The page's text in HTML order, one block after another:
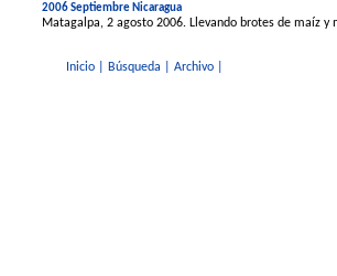
2006 Septiembre Nicaragua
Matagalpa, 2 agosto 2006. Llevando brotes de maíz
Inicio Búsqueda Archivo